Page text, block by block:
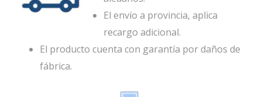
El envío a provincia, aplica
recargo adicional.
El producto cuenta con garantía por daños de
fábrica.